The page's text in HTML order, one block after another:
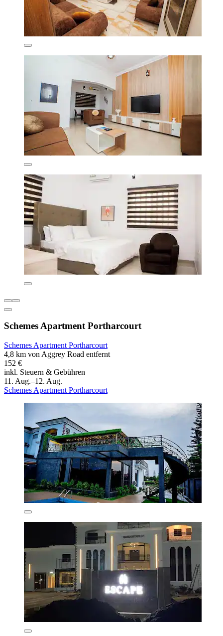
Schemes Apartment Portharcourt
Schemes Apartment Portharcourt
4,8 km von Aggrey Road entfernt
152 €
inkl. Steuern & Gebühren
11. Aug.–12. Aug.
Schemes Apartment Portharcourt